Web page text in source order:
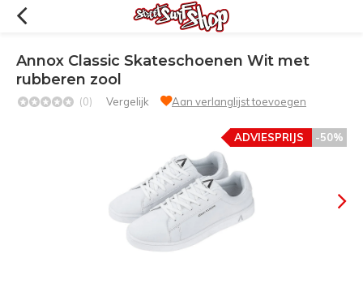
Annox Classic Skateschoenen Wit met
rubberen zool
(0) Vergelijk Aan verlanglijst toevoegen
-50%
ADVIESPRIJS